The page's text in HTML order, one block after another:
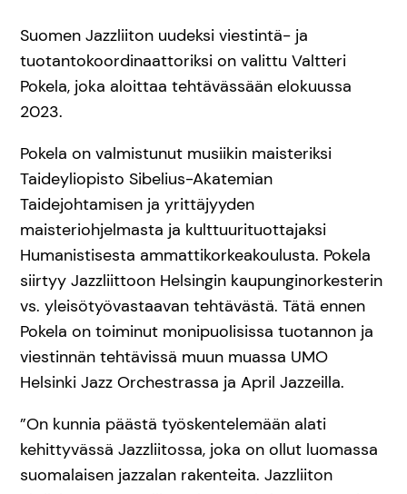
Suomen Jazzliiton uudeksi viestintä- ja
tuotantokoordinaattoriksi on valittu Valtteri
Pokela, joka aloittaa tehtävässään elokuussa
2023.
Pokela on valmistunut musiikin maisteriksi
Taideyliopisto Sibelius-Akatemian
Taidejohtamisen ja yrittäjyyden
maisteriohjelmasta ja kulttuurituottajaksi
Humanistisesta ammattikorkeakoulusta. Pokela
siirtyy Jazzliittoon Helsingin kaupunginorkesterin
vs. yleisötyövastaavan tehtävästä. Tätä ennen
Pokela on toiminut monipuolisissa tuotannon ja
viestinnän tehtävissä muun muassa UMO
Helsinki Jazz Orchestrassa ja April Jazzeilla.
”On kunnia päästä työskentelemään alati
kehittyvässä Jazzliitossa, joka on ollut luomassa
suomalaisen jazzalan rakenteita. Jazzliiton